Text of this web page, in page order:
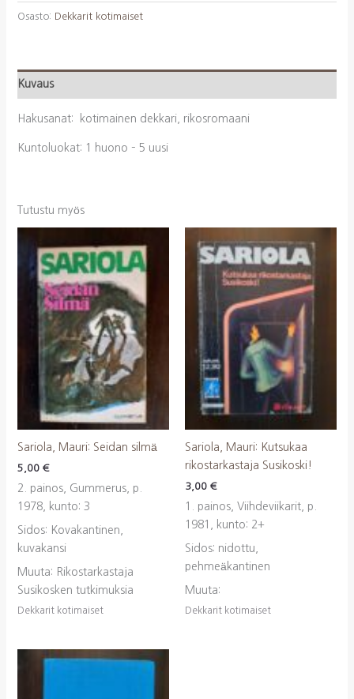
Peili
Osasto: Dekkarit kotimaiset
Kuvaus
Hakusanat: kotimainen dekkari, rikosromaani
Kuntoluokat: 1 huono – 5 uusi
Tutustu myös
Sariola, Mauri: Seidan silmä
5,00 €
2. painos, Gummerus, p.
1978, kunto: 3
Sidos: Kovakantinen,
kuvakansi
Muuta: Rikostarkastaja
Susikosken tutkimuksia
Dekkarit kotimaiset
Sariola, Mauri: Kutsukaa
rikostarkastaja Susikoski!
3,00 €
1. painos, Viihdeviikarit, p.
1981, kunto: 2+
Sidos: nidottu,
pehmeäkantinen
Muuta:
Dekkarit kotimaiset